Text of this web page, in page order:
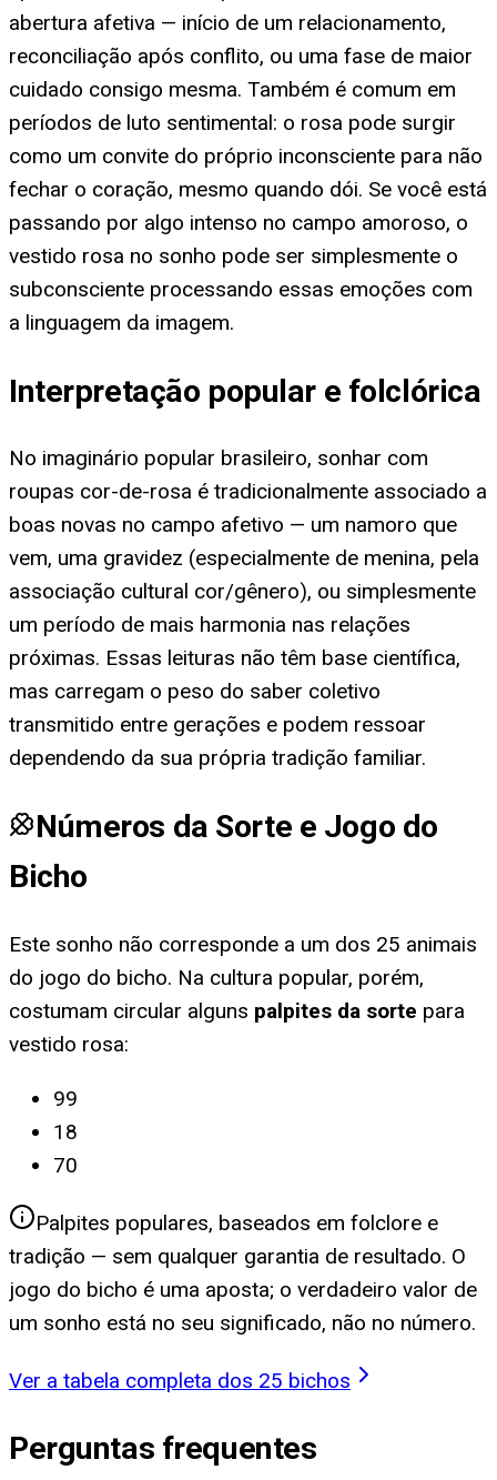
abertura afetiva — início de um relacionamento,
reconciliação após conflito, ou uma fase de maior
cuidado consigo mesma. Também é comum em
períodos de luto sentimental: o rosa pode surgir
como um convite do próprio inconsciente para não
fechar o coração, mesmo quando dói. Se você está
passando por algo intenso no campo amoroso, o
vestido rosa no sonho pode ser simplesmente o
subconsciente processando essas emoções com
a linguagem da imagem.
Interpretação popular e folclórica
No imaginário popular brasileiro, sonhar com
roupas cor-de-rosa é tradicionalmente associado a
boas novas no campo afetivo — um namoro que
vem, uma gravidez (especialmente de menina, pela
associação cultural cor/gênero), ou simplesmente
um período de mais harmonia nas relações
próximas. Essas leituras não têm base científica,
mas carregam o peso do saber coletivo
transmitido entre gerações e podem ressoar
dependendo da sua própria tradição familiar.
Números da Sorte e Jogo do
Bicho
Este sonho não corresponde a um dos 25 animais
do jogo do bicho. Na cultura popular, porém,
costumam circular alguns palpites da sorte para
vestido rosa:
99
18
70
Palpites populares, baseados em folclore e
tradição — sem qualquer garantia de resultado. O
jogo do bicho é uma aposta; o verdadeiro valor de
um sonho está no seu significado, não no número.
Ver a tabela completa dos 25 bichos
Perguntas frequentes